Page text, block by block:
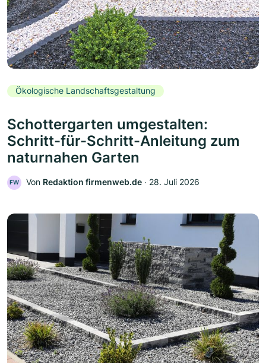
Ökologische Landschaftsgestaltung
Schottergarten umgestalten:
Schritt-für-Schritt-Anleitung zum
naturnahen Garten
FW Von Redaktion firmenweb.de ‧ 28. Juli 2026